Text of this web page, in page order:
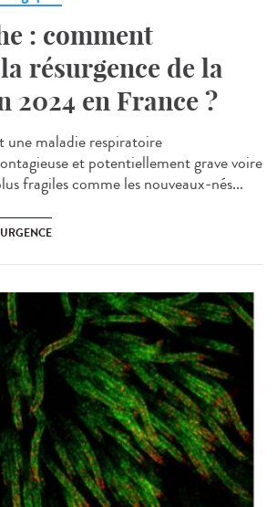
: comment
résurgence de la
2024 en France ?
une maladie respiratoire
et potentiellement grave voire
fragiles comme les nouveaux-nés...